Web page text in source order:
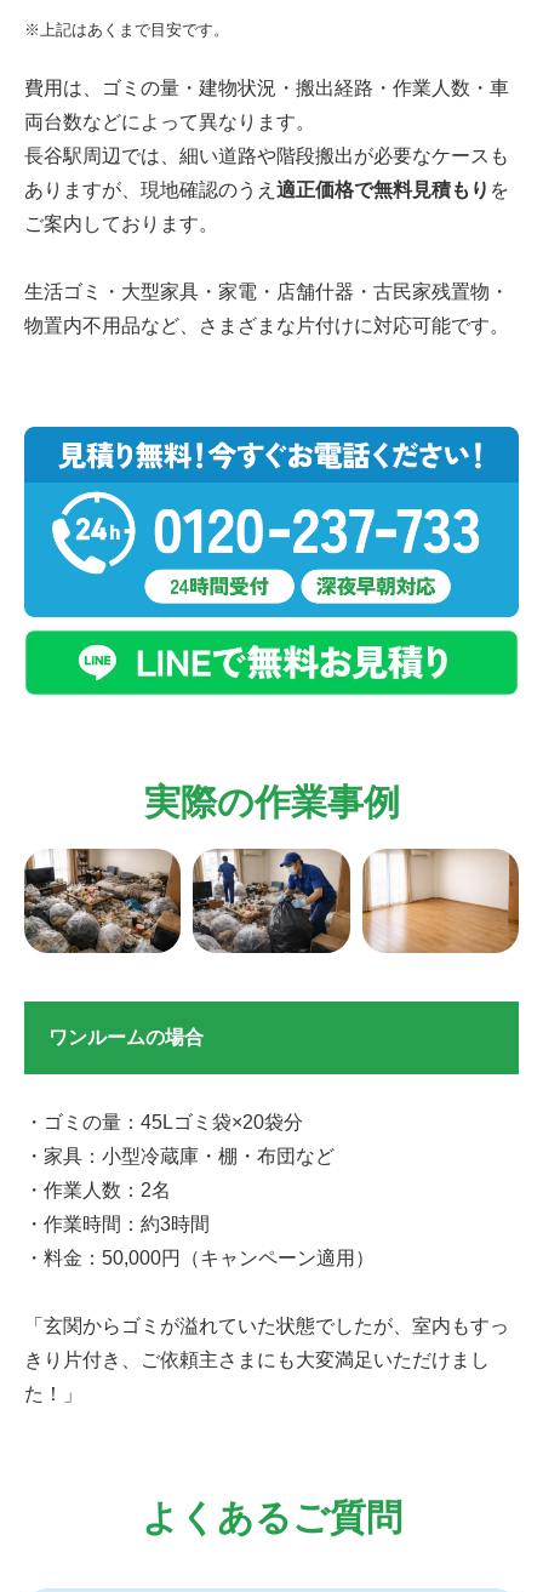
※上記はあくまで目安です。
費用は、ゴミの量・建物状況・搬出経路・作業人数・車
両台数などによって異なります。
長谷駅周辺では、細い道路や階段搬出が必要なケースも
ありますが、現地確認のうえ 適正価格で無料見積もり を
ご案内しております。
生活ゴミ・大型家具・家電・店舗什器・古民家残置物・
物置内不用品など、さまざまな片付けに対応可能です。
実際の作業事例
ワンルームの場合
・ゴミの量：45Lゴミ袋×20袋分
・家具：小型冷蔵庫・棚・布団など
・作業人数：2名
・作業時間：約3時間
・料金：50,000円（キャンペーン適用）
「玄関からゴミが溢れていた状態でしたが、室内もすっ
きり片付き、ご依頼主さまにも大変満足いただけまし
た！」
よくあるご質問